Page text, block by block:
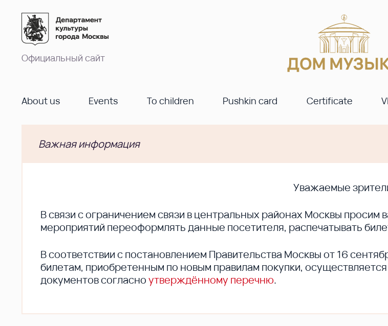
Официальный сайт
About us Events To children Pushkin card Certificate
Важная информация
Уважаемые
В cвязи с ограничением связи в центральных районах Москвы
мероприятий переоформлять данные посетителя, распечатывать
В соответствии с постановлением Правительства Москвы от 16
билетам, приобретенным по новым правилам покупки,
документов согласноутверждённому перечню.